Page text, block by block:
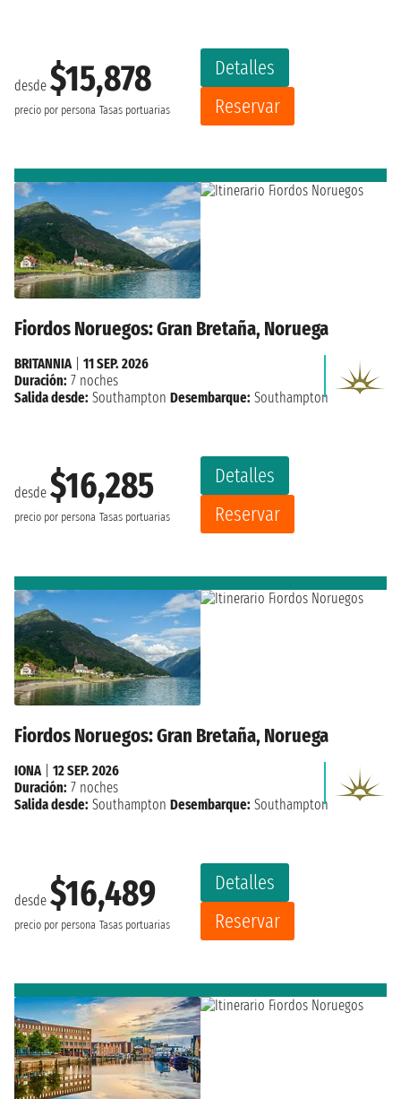
desde $15,878
precio por persona Tasas portuarias
Detalles
Reservar
Fiordos Noruegos: Gran Bretaña, Noruega
desde $16,285
precio por persona Tasas portuarias
Detalles
Reservar
BRITANNIA| 11 SEP. 2026
Duración: 7 noches
Salida desde: Southampton Desembarque: Southampton
Fiordos Noruegos: Gran Bretaña, Noruega
desde $16,489
precio por persona Tasas portuarias
Detalles
Reservar
IONA| 12 SEP. 2026
Duración: 7 noches
Salida desde: Southampton Desembarque: Southampton